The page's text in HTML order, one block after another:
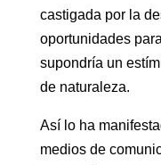
castigada por la
oportunidades
supondría un
de naturaleza.
Así lo ha
medios de